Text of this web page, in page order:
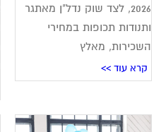
2026, לצד שוק נדל"ן מאתגר
ותנודות תכופות במחירי
השכירות, מאלץ
קרא עוד >>